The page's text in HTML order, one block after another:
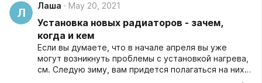
Л
Лаша May 20, 2021
Установка новых радиаторов - зачем,
когда и кем
Если вы думаете, что в начале апреля вы уже
могут возникнуть проблемы с установкой нагрева,
см. Следую зиму, вам придется полагаться на них,